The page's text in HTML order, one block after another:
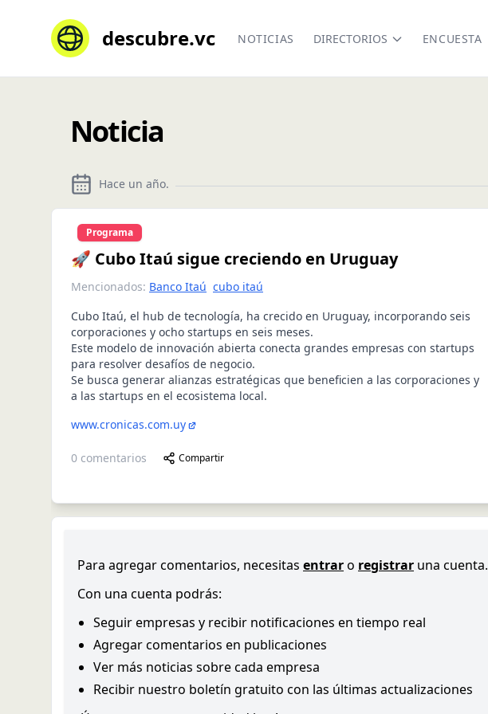
descubre.vc NOTICIAS DIRECTORIOS ENCUESTA
Noticia
Hace un año.
Programa
🚀 Cubo Itaú sigue creciendo en Uruguay
Mencionados: Banco Itaú cubo itaú
Cubo Itaú, el hub de tecnología, ha crecido en Uruguay, incorporando seis
corporaciones y ocho startups en seis meses.
Este modelo de innovación abierta conecta grandes empresas con startups
para resolver desafíos de negocio.
Se busca generar alianzas estratégicas que beneficien a las corporaciones y
a las startups en el ecosistema local.
www.cronicas.com.uy
0 comentarios Compartir
Para agregar comentarios, necesitas entraro registrar una cuenta.
Con una cuenta podrás:
Seguir empresas y recibir notificaciones en tiempo real
Agregar comentarios en publicaciones
Ver más noticias sobre cada empresa
Recibir nuestro boletín gratuito con las últimas actualizaciones